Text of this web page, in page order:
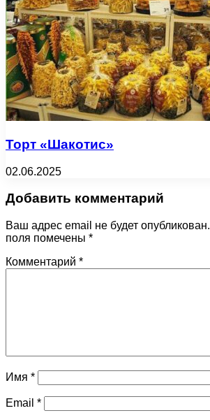
Торт «Шакотис»
02.06.2025
Добавить комментарий
Ваш адрес email не будет опубликован.
поля помечены *
Комментарий *
Имя *
Email *